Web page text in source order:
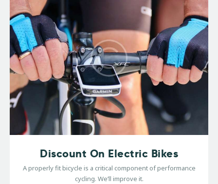
Discount On Electric Bikes
A properly fit bicycle is a critical component of performance
cycling. We’ll improve it.